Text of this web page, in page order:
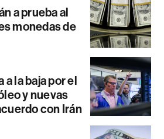
a prueba al
monedas de
la baja por el
y nuevas
con Irán